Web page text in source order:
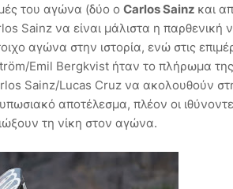
του αγώνα (δύο ο Carlos Sainz και
Sainz να είναι μάλιστα η παρθενική
αγώνα στην ιστορία, ενώ στις
Emil Bergkvist ήταν το πλήρωμα της
Sainz/Lucas Cruz να ακολουθούν
αποτέλεσμα, πλέον οι
τη νίκη στον αγώνα.